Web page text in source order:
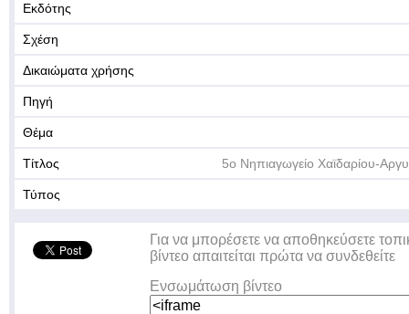
Εκδότης
Σχέση
Δικαιώματα χρήσης
Πηγή
Θέμα
Τίτλος 5ο Νηπιαγωγείο Χαϊδαρίου-
Τύπος
Για να μπορέσετε να αποθηκεύσετε
βίντεο απαιτείται πρώτα να συνδεθείτε
Ενσωμάτωση βίντεο